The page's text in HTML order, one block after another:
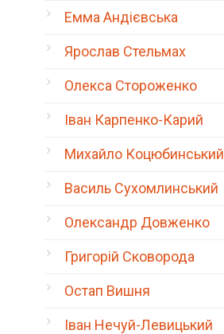
Емма Андієвська
Ярослав Стельмах
Олекса Стороженко
Іван Карпенко-Карий
Михайло Коцюбинський
Василь Сухомлинський
Олександр Довженко
Григорій Сковорода
Остап Вишня
Іван Нечуй-Левицький